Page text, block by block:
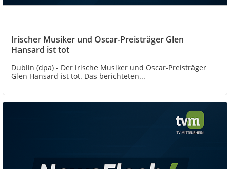
Irischer Musiker und Oscar-Preisträger Glen
Hansard ist tot
Dublin (dpa) - Der irische Musiker und Oscar-Preisträger
Glen Hansard ist tot. Das berichteten...